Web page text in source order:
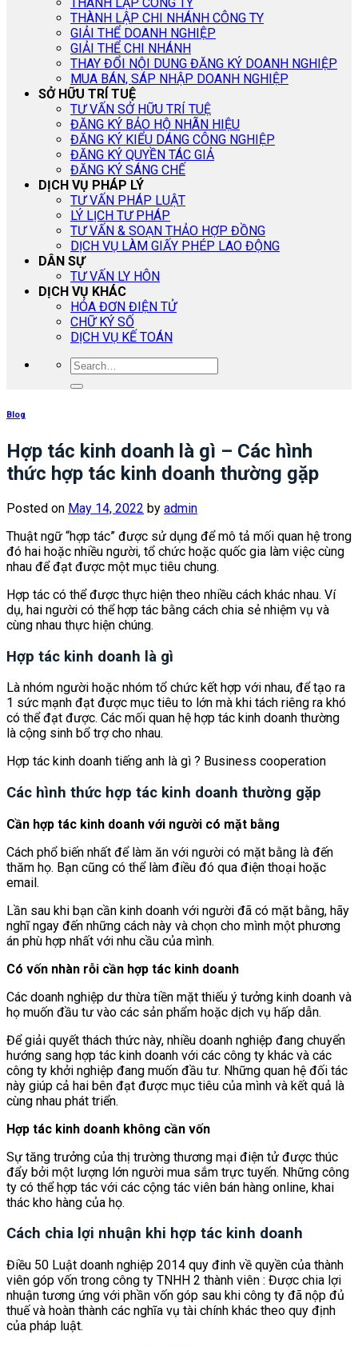
THÀNH LẬP CHI NHÁNH CÔNG TY
GIẢI THỂ DOANH NGHIỆP
GIẢI THỂ CHI NHÁNH
THAY ĐỔI NỘI DUNG ĐĂNG KÝ DOANH NGHIỆP
MUA BÁN, SÁP NHẬP DOANH NGHIỆP
SỞ HỮU TRÍ TUỆ
TƯ VẤN SỞ HỮU TRÍ TUỆ
ĐĂNG KÝ BẢO HỘ NHÃN HIỆU
ĐĂNG KÝ KIỂU DÁNG CÔNG NGHIỆP
ĐĂNG KÝ QUYỀN TÁC GIẢ
ĐĂNG KÝ SÁNG CHẾ
DỊCH VỤ PHÁP LÝ
TƯ VẤN PHÁP LUẬT
LÝ LỊCH TƯ PHÁP
TƯ VẤN & SOẠN THẢO HỢP ĐỒNG
DỊCH VỤ LÀM GIẤY PHÉP LAO ĐỘNG
DÂN SỰ
TƯ VẤN LY HÔN
DỊCH VỤ KHÁC
HÓA ĐƠN ĐIỆN TỬ
CHỮ KÝ SỐ
DỊCH VỤ KẾ TOÁN
Blog
Hợp tác kinh doanh là gì – Các hình
thức hợp tác kinh doanh thường gặp
Posted on May 14, 2022 by admin
Thuật ngữ “hợp tác” được sử dụng để mô tả mối quan hệ trong
đó hai hoặc nhiều người, tổ chức hoặc quốc gia làm việc cùng
nhau để đạt được một mục tiêu chung.
Hợp tác có thể được thực hiện theo nhiều cách khác nhau. Ví
dụ, hai người có thể hợp tác bằng cách chia sẻ nhiệm vụ và
cùng nhau thực hiện chúng.
Hợp tác kinh doanh là gì
Là nhóm người hoặc nhóm tổ chức kết hợp với nhau, để tạo ra
1 sức mạnh đạt được mục tiêu to lớn mà khi tách riêng ra khó
có thể đạt được. Các mối quan hệ hợp tác kinh doanh thường
là cộng sinh bổ trợ cho nhau.
Hợp tác kinh doanh tiếng anh là gì ? Business cooperation
Các hình thức hợp tác kinh doanh thường gặp
Cần hợp tác kinh doanh với người có mặt bằng
Cách phổ biến nhất để làm ăn với người có mặt bằng là đến
thăm họ. Bạn cũng có thể làm điều đó qua điện thoại hoặc
email.
Lần sau khi bạn cần kinh doanh với người đã có mặt bằng, hãy
nghĩ ngay đến những cách này và chọn cho mình một phương
án phù hợp nhất với nhu cầu của mình.
Có vốn nhàn rỗi cần hợp tác kinh doanh
Các doanh nghiệp dư thừa tiền mặt thiếu ý tưởng kinh doanh và
họ muốn đầu tư vào các sản phẩm hoặc dịch vụ hấp dẫn.
Để giải quyết thách thức này, nhiều doanh nghiệp đang chuyển
hướng sang hợp tác kinh doanh với các công ty khác và các
công ty khởi nghiệp đang muốn đầu tư. Những quan hệ đối tác
này giúp cả hai bên đạt được mục tiêu của mình và kết quả là
cùng nhau phát triển.
Hợp tác kinh doanh không cần vốn
Sự tăng trưởng của thị trường thương mại điện tử được thúc
đẩy bởi một lượng lớn người mua sắm trực tuyến. Những công
ty có thể hợp tác với các cộng tác viên bán hàng online, khai
thác kho hàng của họ.
Cách chia lợi nhuận khi hợp tác kinh doanh
Điều 50 Luật doanh nghiệp 2014 quy đinh về quyền của thành
viên góp vốn trong công ty TNHH 2 thành viên : Được chia lợi
nhuận tương ứng với phần vốn góp sau khi công ty đã nộp đủ
thuế và hoàn thành các nghĩa vụ tài chính khác theo quy định
của pháp luật.